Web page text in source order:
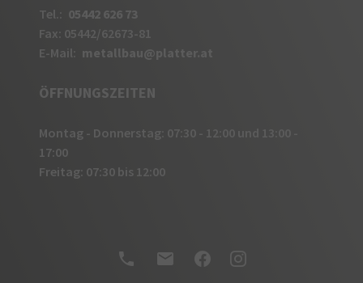
Dieses Cookie speichert und verfolgt, ob die
Browser-Registerkarte aktiv ist.
Tel.:
05442 626 73
Fax: 05442/62673-81
E-Mail:
metallbau@platter.at
ÖFFNUNGSZEITEN
Montag - Donnerstag: 07:30 - 12:00 und 13:00 -
17:00
Freitag: 07:30 bis 12:00
phone mail